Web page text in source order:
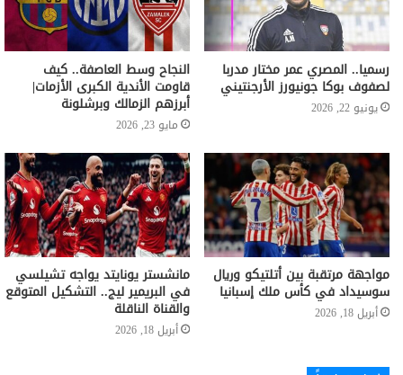
رسميا.. المصري عمر مختار مدربا
لصفوف بوكا جونيورز الأرجنتيني
يونيو 22, 2026
النجاح وسط العاصفة.. كيف
قاومت الأندية الكبرى الأزمات|
أبرزهم الزمالك وبرشلونة
مايو 23, 2026
مواجهة مرتقبة بين أتلتيكو وريال
سوسيداد في كأس ملك إسبانيا
أبريل 18, 2026
مانشستر يونايتد يواجه تشيلسي
في البريمير ليج.. التشكيل المتوقع
والقناة الناقلة
أبريل 18, 2026